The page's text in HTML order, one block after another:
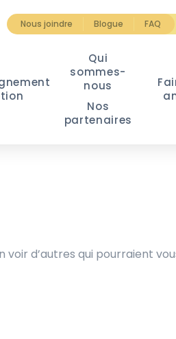
Nous joindre Blogue FAQ
Qui
sommes-
nous
Nos
partenaires
voir d’autres qui pourraient